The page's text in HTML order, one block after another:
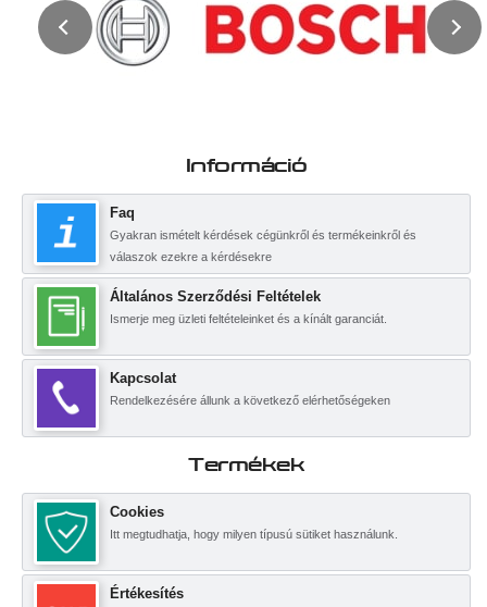
Információ
Faq
Gyakran ismételt kérdések cégünkről és termékeinkről és
válaszok ezekre a kérdésekre
Általános Szerződési Feltételek
Ismerje meg üzleti feltételeinket és a kínált garanciát.
Kapcsolat
Rendelkezésére állunk a következő elérhetőségeken
Termékek
Cookies
Itt megtudhatja, hogy milyen típusú sütiket használunk.
Értékesítés